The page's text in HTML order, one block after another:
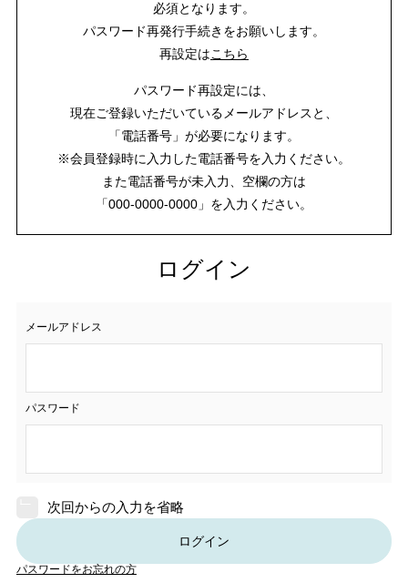
必須となります。
パスワード再発行手続きをお願いします。
再設定はこちら
パスワード再設定には、
現在ご登録いただいているメールアドレスと、
「電話番号」が必要になります。
※会員登録時に入力した電話番号を入力ください。
また電話番号が未入力、空欄の方は
「000-0000-0000」を入力ください。
ログイン
メールアドレス
パスワード
次回からの入力を省略
ログイン
パスワードをお忘れの方